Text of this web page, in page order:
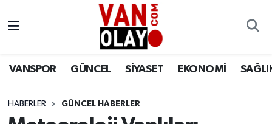
VANSPOR GÜNCEL SİYASET EKONOMİ
HABERLER GÜNCEL HABERLER
Siyaset
Van Nöbetçi Eczaneler
Van Namaz Vakitleri